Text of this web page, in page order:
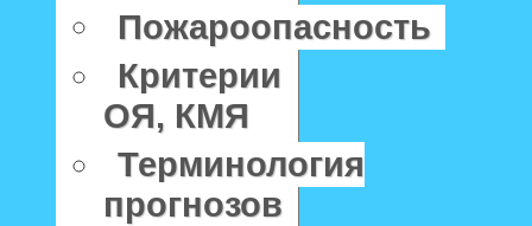
Пожароопасность
Критерии
ОЯ, КМЯ
Терминология
прогнозов